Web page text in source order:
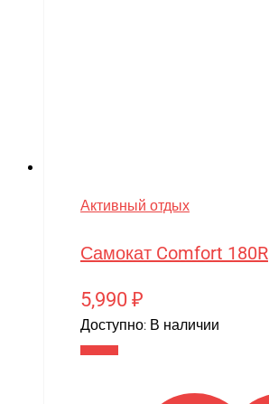
Активный отдых
Самокат Comfort 180R
5,990 ₽
Доступно: В наличии